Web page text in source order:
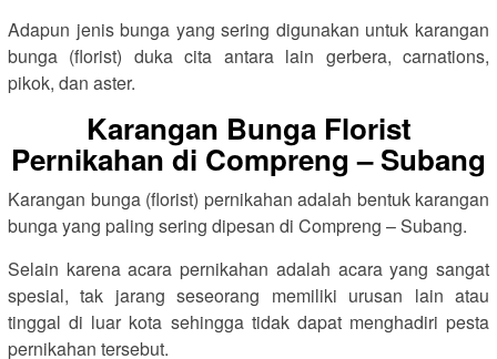
Adapun jenis bunga yang sering digunakan untuk karangan
bunga (florist) duka cita antara lain gerbera, carnations,
pikok, dan aster.
Karangan Bunga Florist
Pernikahan di Compreng – Subang
Karangan bunga (florist) pernikahan adalah bentuk karangan
bunga yang paling sering dipesan di Compreng – Subang.
Selain karena acara pernikahan adalah acara yang sangat
spesial, tak jarang seseorang memiliki urusan lain atau
tinggal di luar kota sehingga tidak dapat menghadiri pesta
pernikahan tersebut.